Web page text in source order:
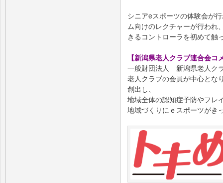
シニアeスポーツの体験会が
ム向けのレクチャーが行われ
きるコントローラを初めて触
【新潟県老人クラブ連合会コ
一般財団法人 新潟県老人
老人クラブの会員が中心とな
創出し、
地域全体の認知症予防やフレ
地域づくりにｅスポーツがき